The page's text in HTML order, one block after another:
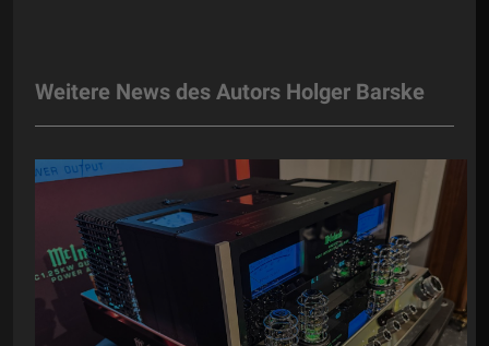
Weitere News des Autors Holger Barske